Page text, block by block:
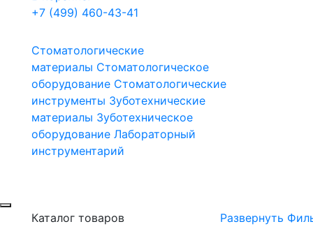
+7 (499) 460-43-41
Стоматологические
материалы Стоматологическое
оборудование Стоматологические
инструменты Зуботехнические
материалы Зуботехническое
оборудование Лабораторный
инструментарий
Каталог товаров
Развернуть